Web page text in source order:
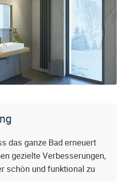
das ganze Bad erneuert
gezielte Verbesserungen,
schön und funktional zu